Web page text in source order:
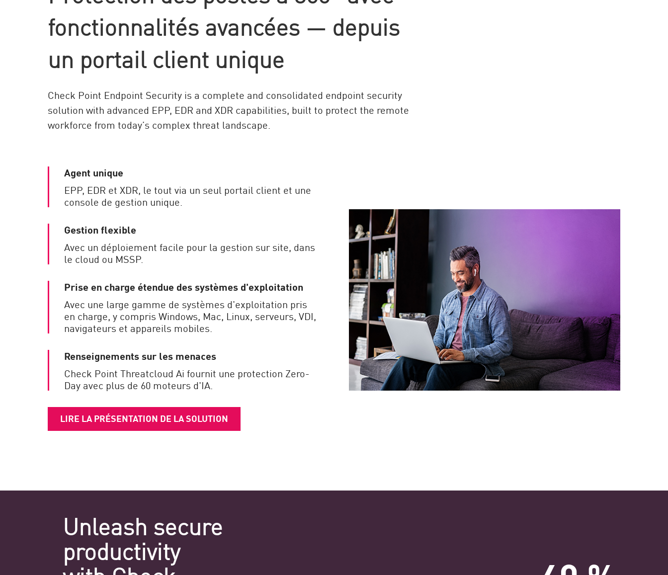
AI Agent Security
fonctionnalités avancées — depuis
un portail client unique
Check Point Endpoint Security is a complete and consolidated endpoint security
solution with advanced EPP, EDR and XDR capabilities, built to protect the remote
workforce from today’s complex threat landscape.
Agent unique
EPP, EDR et XDR, le tout via un seul portail client et une
console de gestion unique.
Gestion flexible
Avec un déploiement facile pour la gestion sur site, dans
le cloud ou MSSP.
Prise en charge étendue des systèmes d'exploitation
Avec une large gamme de systèmes d'exploitation pris
en charge, y compris Windows, Mac, Linux, serveurs, VDI,
navigateurs et appareils mobiles.
Renseignements sur les menaces
Check Point Threatcloud Ai fournit une protection Zero-
Day avec plus de 60 moteurs d'IA.
LIRE LA PRÉSENTATION DE LA SOLUTION
Unleash secure
productivity